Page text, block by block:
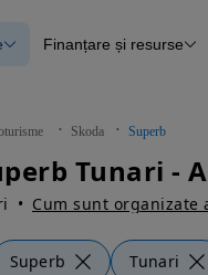
verificate
Blog Autovit.ro
Finanțare și resurse
Skoda Superb
Tunari -
Cum sunt organizate
Superb Tunari